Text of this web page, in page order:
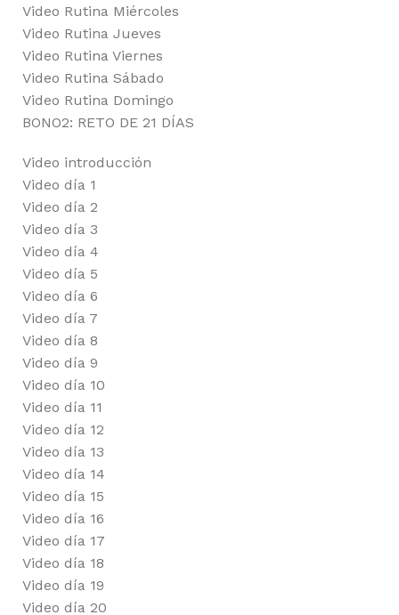
Video Rutina Miércoles
Video Rutina Jueves
Video Rutina Viernes
Video Rutina Sábado
Video Rutina Domingo
BONO2: RETO DE 21 DÍAS
Video introducción
Video día 1
Video día 2
Video día 3
Video día 4
Video día 5
Video día 6
Video día 7
Video día 8
Video día 9
Video día 10
Video día 11
Video día 12
Video día 13
Video día 14
Video día 15
Video día 16
Video día 17
Video día 18
Video día 19
Video día 20